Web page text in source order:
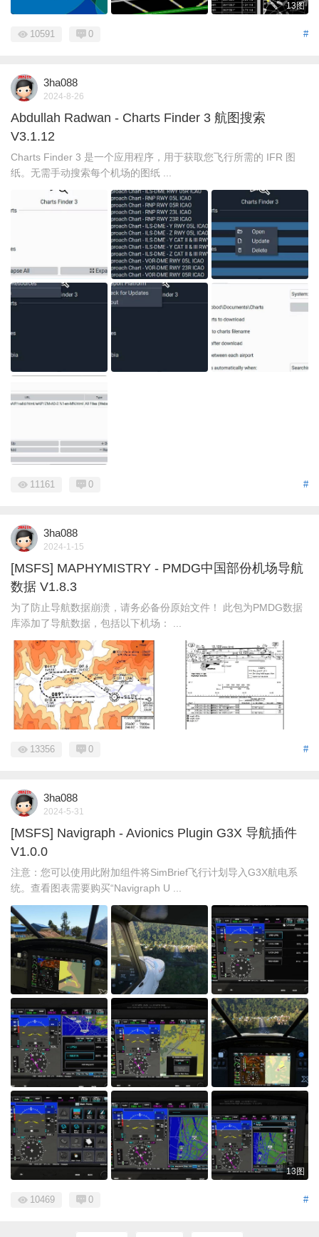
13图
#
10591 0
3ha088
2024-8-26
Abdullah Radwan - Charts Finder 3 航图搜索
V3.1.12
Charts Finder 3 是一个应用程序，用于获取您飞行所需的 IFR 图
纸。无需手动搜索每个机场的图纸 ...
#
11161 0
3ha088
2024-1-15
[MSFS] MAPHYMISTRY - PMDG中国部份机场导航
数据 V1.8.3
为了防止导航数据崩溃，请务必备份原始文件！ 此包为PMDG数据
库添加了导航数据，包括以下机场： ...
#
13356 0
3ha088
2024-5-31
[MSFS] Navigraph - Avionics Plugin G3X 导航插件
V1.0.0
注意：您可以使用此附加组件将SimBrief飞行计划导入G3X航电系
统。查看图表需要购买“Navigraph U ...
13图
#
10469 0